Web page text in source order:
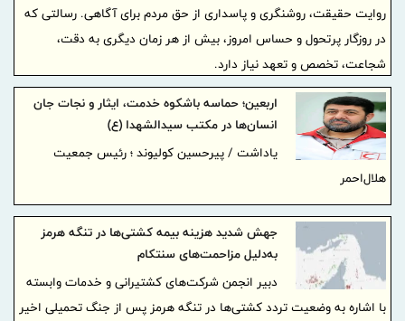
روایت حقیقت، روشنگری و پاسداری از حق مردم برای آگاهی. رسالتی که
در روزگار پرتحول و حساس امروز، بیش از هر زمان دیگری به دقت،
شجاعت، تخصص و تعهد نیاز دارد.
اربعین؛ حماسه باشکوه خدمت، ایثار و نجات جان
انسان‌ها در مکتب سیدالشهدا (ع)
یاداشت / پیرحسین کولیوند ؛ رئیس جمعیت
هلال‌احمر
جهش شدید هزینه بیمه کشتی‌ها در تنگه هرمز
به‌دلیل مزاحمت‌های سنتکام
دبیر انجمن شرکت‌های کشتیرانی و خدمات وابسته
با اشاره به وضعیت تردد کشتی‌ها در تنگه هرمز پس از جنگ تحمیلی اخیر